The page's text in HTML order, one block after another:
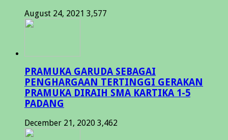
August 24, 2021 3,577
PRAMUKA GARUDA SEBAGAI
PENGHARGAAN TERTINGGI GERAKAN
PRAMUKA DIRAIH SMA KARTIKA 1-5
PADANG
December 21, 2020 3,462